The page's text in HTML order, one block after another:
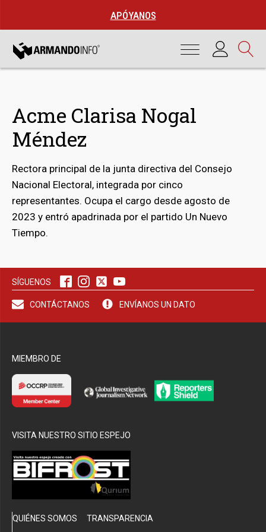
APÓYANOS
Acme Clarisa Nogal
Méndez
Rectora principal de la junta directiva del Consejo
Nacional Electoral, integrada por cinco
representantes. Ocupa el cargo desde agosto de
2023 y entró apadrinada por el partido Un Nuevo
Tiempo.
SÍGUENOS
CONTÁCTANOS ENVÍANOS UN DATO
MIEMBRO DE
VISITA NUESTRO SITIO ESPEJO
QUIÉNES SOMOS TRANSPARENCIA